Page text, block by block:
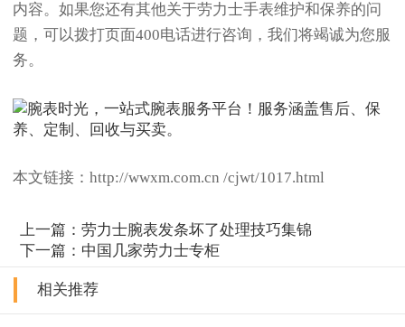
内容。如果您还有其他关于劳力士手表维护和保养的问
题，可以拨打页面400电话进行咨询，我们将竭诚为您服
务。
本文链接：http://wwxm.com.cn /cjwt/1017.html
上一篇：劳力士腕表发条坏了处理技巧集锦
下一篇： 中国几家劳力士专柜
相关推荐